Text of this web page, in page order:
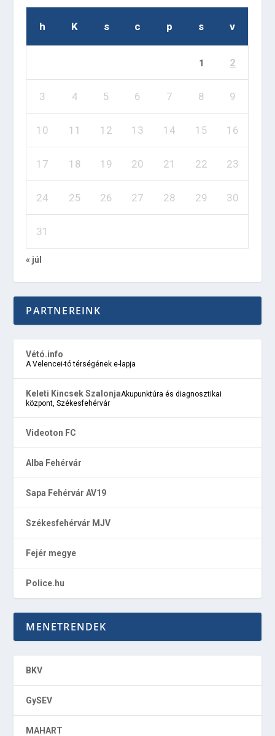
h K s c p s v
1 2
3 4 5 6 7 8 9
10 11 12 13 14 15 16
17 18 19 20 21 22 23
24 25 26 27 28 29 30
31
« júl
PARTNEREINK
Vétó.info
A Velencei-tó térségének e-lapja
Keleti Kincsek SzalonjaAkupunktúra és diagnosztikai
központ, Székesfehérvár
Videoton FC
Alba Fehérvár
Sapa Fehérvár AV19
Székesfehérvár MJV
Fejér megye
Police.hu
MENETRENDEK
BKV
GySEV
MAHART